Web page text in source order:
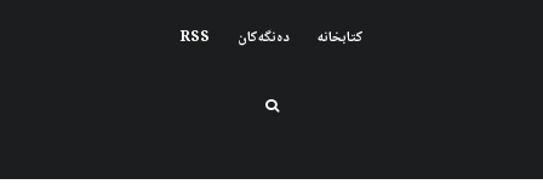
کتابخانه دەنگەکان RSS